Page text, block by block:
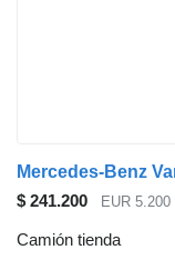
$ 241.200 EUR 5.200
Camión tienda